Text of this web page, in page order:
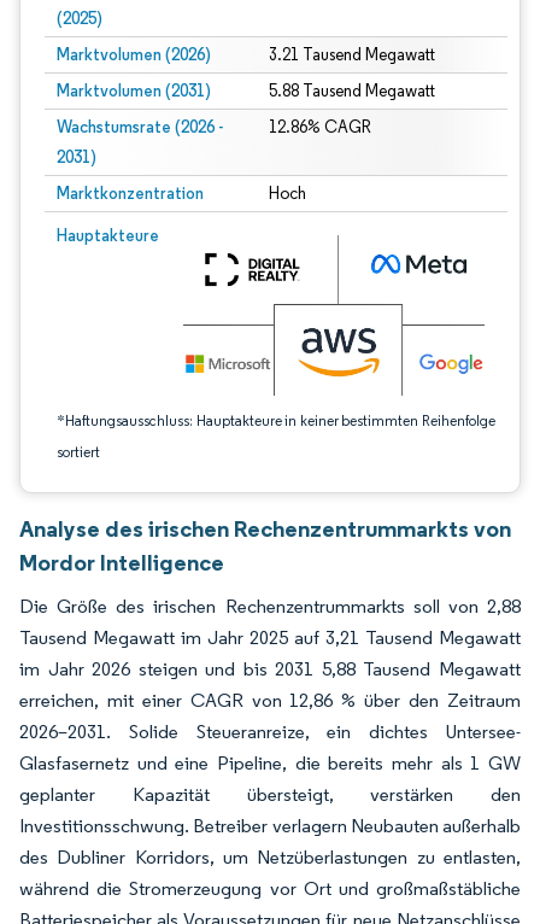
(2025)
Marktvolumen (2026) 3.21 Tausend Megawatt
Marktvolumen (2031) 5.88 Tausend Megawatt
Wachstumsrate (2026 -
2031)
12.86% CAGR
Marktkonzentration Hoch
Hauptakteure
*Haftungsausschluss: Hauptakteure in keiner bestimmten Reihenfolge
sortiert
Bild © Mordor Intelligence. Wiederverwendung erfordert Namensnennung
Analyse des irischen Rechenzentrummarkts von
Mordor Intelligence
Die Größe des irischen Rechenzentrummarkts soll von 2,88
Tausend Megawatt im Jahr 2025 auf 3,21 Tausend Megawatt
im Jahr 2026 steigen und bis 2031 5,88 Tausend Megawatt
erreichen, mit einer CAGR von 12,86 % über den Zeitraum
2026–2031. Solide Steueranreize, ein dichtes Untersee-
Glasfasernetz und eine Pipeline, die bereits mehr als 1 GW
geplanter Kapazität übersteigt, verstärken den
Investitionsschwung. Betreiber verlagern Neubauten außerhalb
des Dubliner Korridors, um Netzüberlastungen zu entlasten,
während die Stromerzeugung vor Ort und großmaßstäbliche